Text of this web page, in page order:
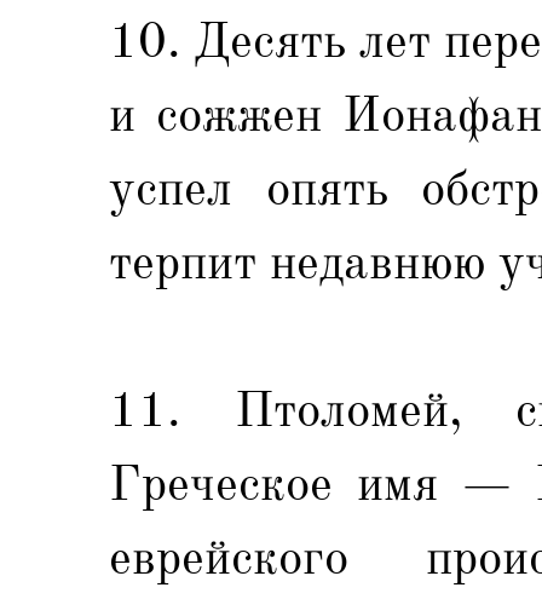
10. Десять лет
и сожжен
успел опять
терпит недавнюю
11. Птоломей,
Греческое имя —
еврейского